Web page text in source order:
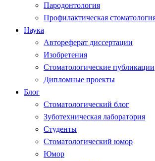
Пародонтология
Профилактическая
Наука
Автореферат диссертации
Изобретения
Стоматологические публикации
Дипломные проекты
Блог
Стоматологический блог
Зуботехническая лаборатория
Студенты
Стоматологический юмор
Юмор